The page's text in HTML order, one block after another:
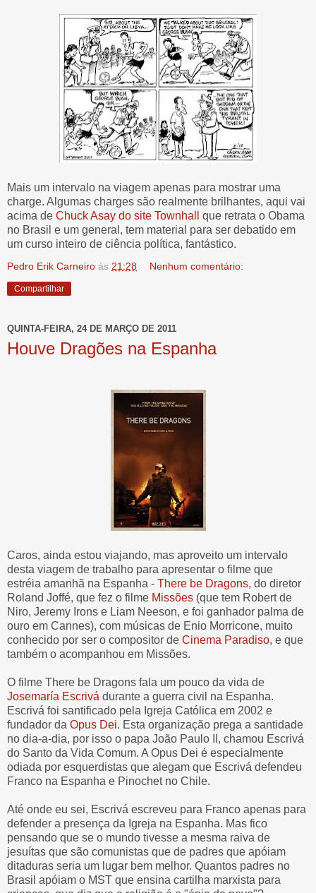
Mais um intervalo na viagem apenas para mostrar uma
charge. Algumas charges são realmente brilhantes, aqui vai
acima de Chuck Asay do site Townhall que retrata o Obama
no Brasil e um general, tem material para ser debatido em
um curso inteiro de ciência política, fantástico.
Pedro Erik Carneiro às 21:28 Nenhum comentário:
Compartilhar
QUINTA-FEIRA, 24 DE MARÇO DE 2011
Houve Dragões na Espanha
Caros, ainda estou viajando, mas aproveito um intervalo
desta viagem de trabalho para apresentar o filme que
estréia amanhã na Espanha - There be Dragons, do diretor
Roland Joffé, que fez o filme Missões (que tem Robert de
Niro, Jeremy Irons e Liam Neeson, e foi ganhador palma de
ouro em Cannes), com músicas de Enio Morricone, muito
conhecido por ser o compositor de Cinema Paradiso, e que
também o acompanhou em Missões.
O filme There be Dragons fala um pouco da vida de
Josemaría Escrivá durante a guerra civil na Espanha.
Escrivá foi santificado pela Igreja Católica em 2002 e
fundador da Opus Dei. Esta organização prega a santidade
no dia-a-dia, por isso o papa João Paulo II, chamou Escrivá
do Santo da Vida Comum. A Opus Dei é especialmente
odiada por esquerdistas que alegam que Escrivá defendeu
Franco na Espanha e Pinochet no Chile.
Até onde eu sei, Escrivá escreveu para Franco apenas para
defender a presença da Igreja na Espanha. Mas fico
pensando que se o mundo tivesse a mesma raiva de
jesuítas que são comunistas que de padres que apóiam
ditaduras seria um lugar bem melhor. Quantos padres no
Brasil apóiam o MST que ensina cartilha marxista para